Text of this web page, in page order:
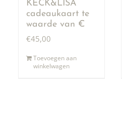
KECK&LISA
cadeaukaart te
waarde van €
50,00
€45,00
Toevoegen aan
winkelwagen